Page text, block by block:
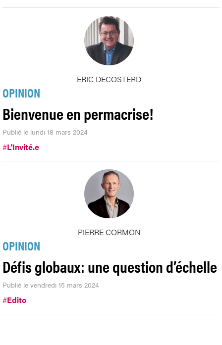
ERIC DECOSTERD
OPINION
Bienvenue en permacrise!
Publié le lundi 18 mars 2024
#L'Invité.e
PIERRE CORMON
OPINION
Défis globaux: une question d’échelle
Publié le vendredi 15 mars 2024
#Edito